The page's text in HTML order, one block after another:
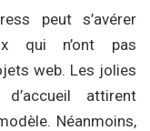
peut s’avérer
qui n’ont pas
web. Les jolies
attirent
Néanmoins,